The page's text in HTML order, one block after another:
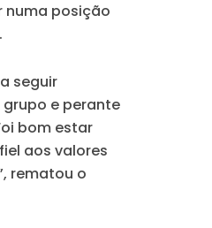
numa posição
seguir
e perante
bom estar
aos valores
rematou o